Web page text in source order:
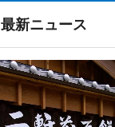
最新ニュース